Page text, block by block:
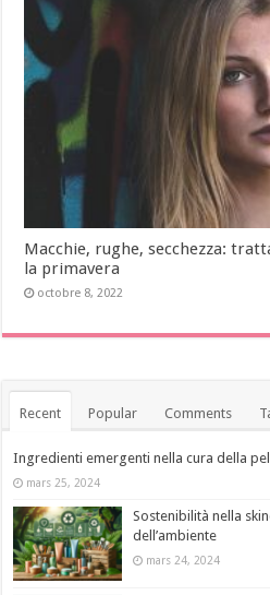
Macchie, rughe, secchezza:
la primavera
octobre 8, 2022
Recent Popular Comments
Ingredienti emergenti nella cura della
mars 25, 2024
Sostenibilità nella
dell’ambiente
mars 24, 2024